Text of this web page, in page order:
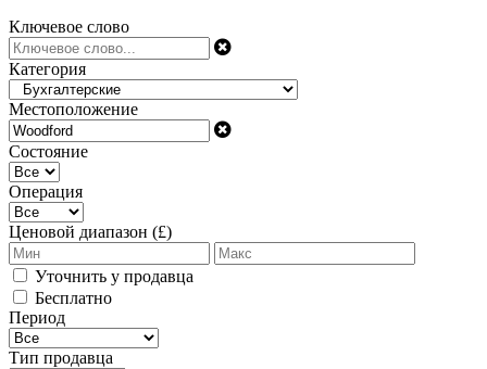
Ключевое слово
Категория
Местоположение
Состояние
Операция
Ценовой диапазон (£)
Уточнить у продавца
Бесплатно
Период
Тип продавца